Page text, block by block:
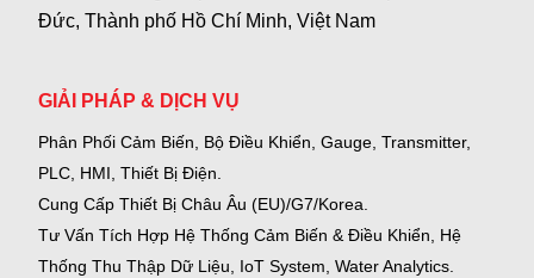
Đức, Thành phố Hồ Chí Minh, Việt Nam
GIẢI PHÁP & DỊCH VỤ
Phân Phối Cảm Biến, Bộ Điều Khiển, Gauge, Transmitter,
PLC, HMI, Thiết Bị Điện.
Cung Cấp Thiết Bị Châu Âu (EU)/G7/Korea.
Tư Vấn Tích Hợp Hệ Thống Cảm Biến & Điều Khiển, Hệ
Thống Thu Thập Dữ Liệu, IoT System, Water Analytics.